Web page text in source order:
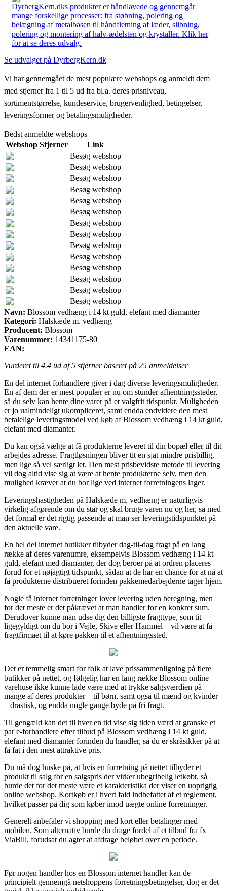
DyrbergKern.dks produkter er håndlavede og gennemgår
mange forskellige processer: fra støbning, polering og
belægning af metalbasen til håndfletning af læder, slibning,
polering og montering af halv-ædelsten og krystaller. Klik her
for at se deres udvalg.
Se udvalget på DyrbergKern.dk
Vi har gennemgået de mest populære webshops og anmeldt dem
med stjerner fra 1 til 5 ud fra bl.a. deres prisniveau,
sortimentstørrelse, kundeservice, brugervenlighed, betingelser,
leveringsformer og betalingsmuligheder.
Bedst anmeldte webshops
Webshop Stjerner
Link
Besøg webshop
Besøg webshop
Besøg webshop
Besøg webshop
Besøg webshop
Besøg webshop
Besøg webshop
Besøg webshop
Besøg webshop
Besøg webshop
Besøg webshop
Besøg webshop
Besøg webshop
Besøg webshop
Navn: Blossom vedhæng i 14 kt guld, elefant med diamanter
Kategori: Halskæde m. vedhæng
Producent: Blossom
Varenummer: 14341175-80
EAN:
Vurderet til 4.4 ud af 5 stjerner baseret på 25 anmeldelser
En del internet forhandlere giver i dag diverse leveringsmuligheder.
En af dem der er mest populær er nu om stunder afhentningssteder,
så du selv kan hente dine varer på et valgfrit tidspunkt. Muligheden
er jo ualmindeligt ukompliceret, samt endda endvidere den mest
betalelige leveringsmodel ved køb af Blossom vedhæng i 14 kt guld,
elefant med diamanter.
Du kan også vælge at få produkterne leveret til din bopæl eller til dit
arbejdes adresse. Fragtløsningen bliver tit en sjat mindre prisbillig,
men lige så vel særligt let. Den mest prisbevidste metode til levering
vil dog altid vise sig at være at hente produkterne selv, men den
mulighed kræver at du bor lige ved internet forretningens lager.
Leveringshastigheden på Halskæde m. vedhæng er naturligvis
virkelig afgørende om du står og skal bruge varen nu og her, så med
det formål er det rigtig passende at man ser leveringstidspunktet på
den aktuelle vare.
En hel del internet butikker tilbyder dag-til-dag fragt på en lang
række af deres varenumre, eksempelvis Blossom vedhæng i 14 kt
guld, elefant med diamanter, der dog beroer på at ordren placeres
forud for et nøjagtigt tidspunkt, sådan at de har en chance for at nå at
få produkterne distribueret forinden pakkemedarbejderne tager hjem.
Nogle få internet forretninger lover levering uden beregning, men
for det meste er det påkrævet at man handler for en konkret sum.
Derudover kunne man udse dig den billigste fragttype, som tit –
ligegyldigt om du bor i Vejle, Skive eller Hammel – vil være at få
fragtfirmaet til at køre pakken til et afhentningssted.
Det er temmelig smart for folk at lave prissammenligning på flere
butikker på nettet, og følgelig har en lang række Blossom online
varehuse ikke kunne lade være med at trykke salgsværdien på
mange af deres produkter – til børn, samt også til mænd og kvinder
– drastisk, og endda nogle gange byde på fri fragt.
Til gengæld kan det til hver en tid vise sig tiden værd at granske et
par e-forhandlere efter tilbud på Blossom vedhæng i 14 kt guld,
elefant med diamanter forinden du handler, så du er skråsikker på at
få fat i den mest attraktive pris.
Du må dog huske på, at hvis en forretning på nettet tilbyder et
produkt til salg for en salgspris der virker ubegribelig letkøbt, så
burde det for det meste være et karakteristika der viser en uoprigtig
online webshop. Kortkøb er i hvert fald indbefattet af et reglement,
hvilket passer på dig som køber imod uægte online forretninger.
Generelt anbefaler vi shopping med kort eller betalinger med
mobilen. Som alternativ burde du drage fordel af et tilbud fra fx
ViaBill, forudsat du agter at afdrage beløbet over en periode.
Før nogen handler hos en Blossom internet handler kan de
principielt gennemgå netshoppens forretningsbetingelser, dog er det